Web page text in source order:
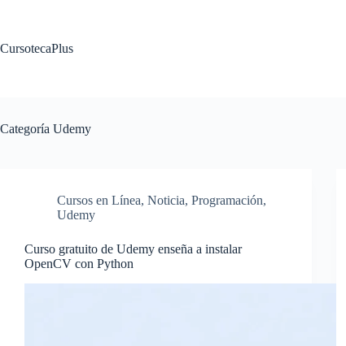
CursotecaPlus
Categoría Udemy
Cursos en Línea, Noticia, Programación,
Udemy
Curso gratuito de Udemy enseña a instalar
OpenCV con Python